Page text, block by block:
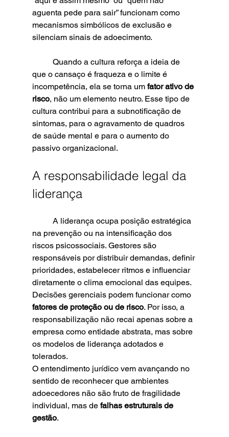
aguenta pede para sair” funcionam como
mecanismos simbólicos de exclusão e
silenciam sinais de adoecimento.
que o cansaço é fraqueza e o limite é
incompetência, ela se torna um fator ativo de
risco, não um elemento neutro. Esse tipo de
cultura contribui para a subnotificação de
sintomas, para o agravamento de quadros
de saúde mental e para o aumento do
passivo organizacional.
A responsabilidade legal da
liderança
na prevenção ou na intensificação dos
riscos psicossociais. Gestores são
responsáveis por distribuir demandas, definir
prioridades, estabelecer ritmos e influenciar
diretamente o clima emocional das equipes.
Decisões gerenciais podem funcionar como
fatores de proteção ou de risco. Por isso, a
responsabilização não recai apenas sobre a
empresa como entidade abstrata, mas sobre
os modelos de liderança adotados e
tolerados.
O entendimento jurídico vem avançando no
sentido de reconhecer que ambientes
adoecedores não são fruto de fragilidade
individual, mas de falhas estruturais de
gestão.